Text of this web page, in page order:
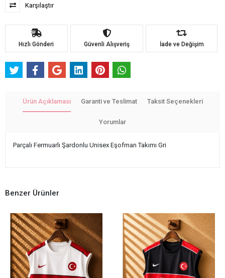
Karşılaştır
Hızlı Gönderi Güvenli Alışveriş İade ve Değişim
Ürün Açıklaması Garanti ve Teslimat Taksit Seçenekleri
Yorumlar
Parçalı Fermuarlı Şardonlu Unisex Eşofman Takımı Gri
Benzer Ürünler